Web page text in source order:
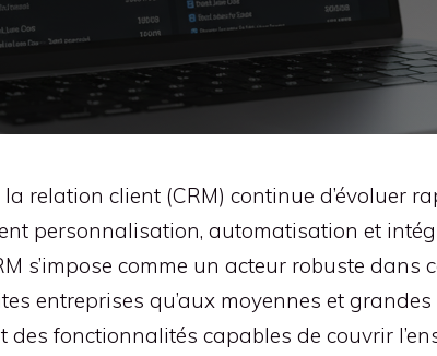
relation client (CRM) continue d’évoluer
personnalisation, automatisation et
s’impose comme un acteur robuste
entreprises qu’aux moyennes et grandes
fonctionnalités capables de couvrir